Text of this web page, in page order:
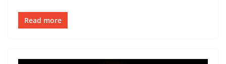
Read more